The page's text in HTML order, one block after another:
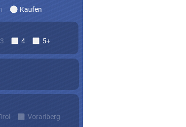
Kaufen
3 4 5+
Vorarlberg